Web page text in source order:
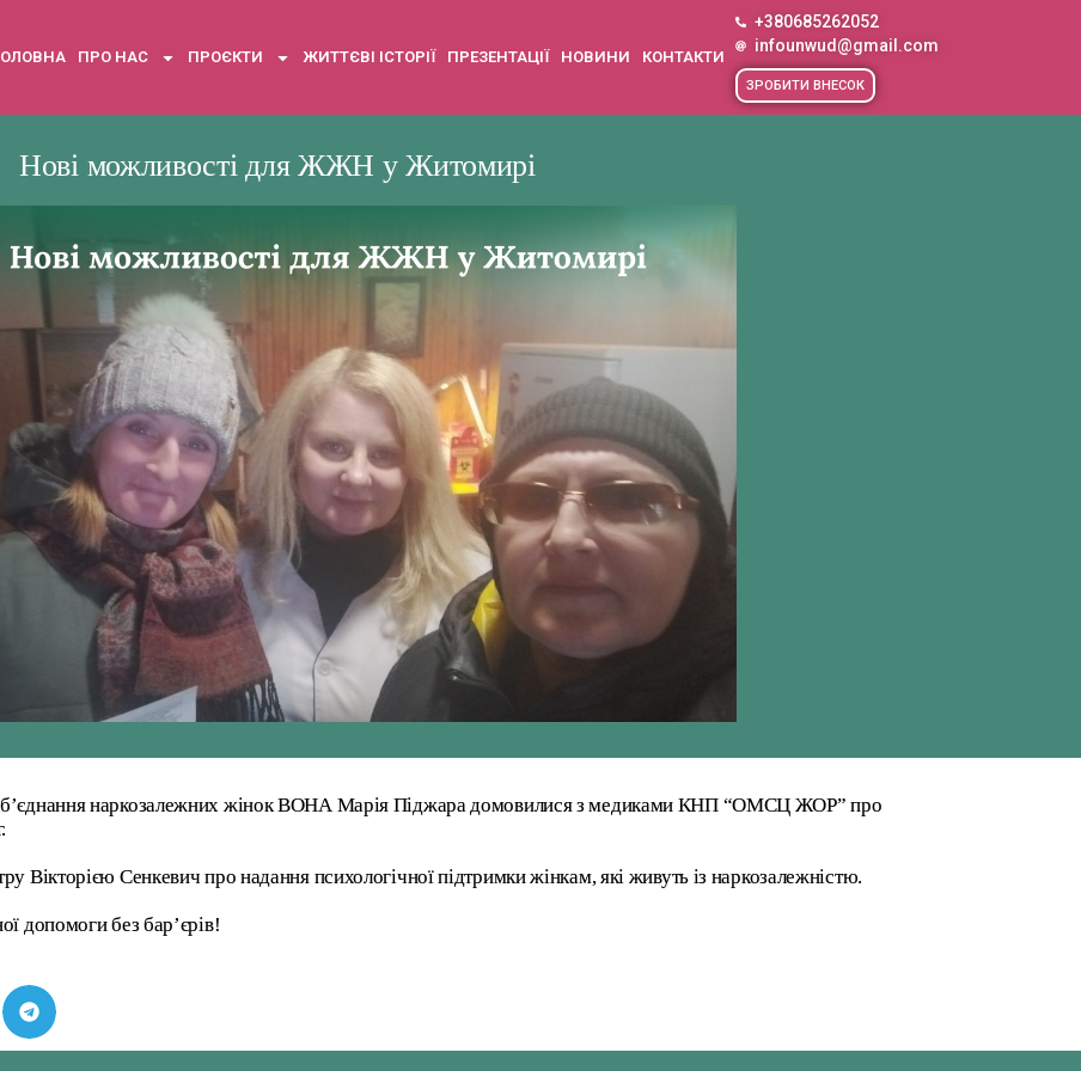
ПРО НАС ПРОЄКТИ ЖИТТЄВІ ІСТОРІЇ ПРЕЗЕНТАЦІЇ НОВИНИ КОНТАКТИ
+380685262052
infounwud@gmail.com
ЗРОБИТИ ВНЕСОК
Нові можливості для ЖЖН у Житомирі
об’єднання наркозалежних жінок ВОНА Марія Піджара домовилися з медиками КНП “ОМСЦ ЖОР” про
Вікторією Сенкевич про надання психологічної підтримки жінкам, які живуть із наркозалежністю.
допомоги без бар’єрів!